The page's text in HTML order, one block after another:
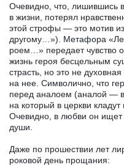
Очевидно, что, лишившись
в жизни, потерял
этой строфы — это мотив
другому…»). Метафора
роем…» передает чувство
жизнь героя бесцельным
страсть, но это не
на нее. Символично, что
перед аналоем (аналой —
на который в церкви
Очевидно, в любви он ищет
души.
Даже по прошествии лет
роковой день прощания: